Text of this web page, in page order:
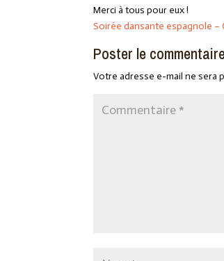
Merci à tous pour eux !
Soirée dansante espagnole –
Poster le
Votre adresse e-mail ne sera